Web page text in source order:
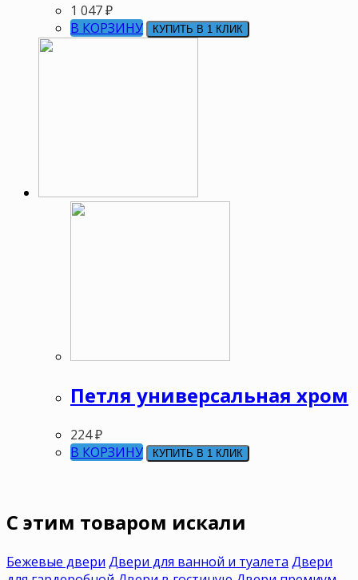
1 047₽
В КОРЗИНУ
КУПИТЬ В 1 КЛИК
Петля универсальная хром
224₽
В КОРЗИНУ
КУПИТЬ В 1 КЛИК
C этим товаром искали
Бежевые двери Двери для ванной и туалета Двери